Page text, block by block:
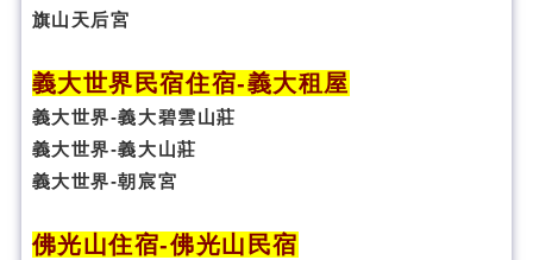
旗山天后宮
義大世界民宿住宿-義大租屋
義大世界-義大碧雲山莊
義大世界-義大山莊
義大世界-朝宸宮
佛光山住宿-佛光山民宿